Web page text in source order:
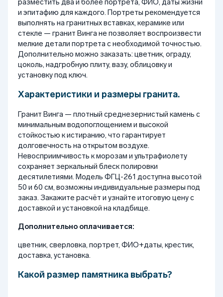
разместить два и более портрета, ФИО, даты жизни
и эпитафию для каждого. Портреты рекомендуется
выполнять на гранитных вставках, керамике или
стекле — гранит Винга не позволяет воспроизвести
мелкие детали портрета с необходимой точностью.
Дополнительно можно заказать: цветник, ограду,
цоколь, надгробную плиту, вазу, облицовку и
установку под ключ.
Характеристики и размеры гранита.
Гранит Винга — плотный среднезернистый камень с
минимальным водопоглощением и высокой
стойкостью к истиранию, что гарантирует
долговечность на открытом воздухе.
Невосприимчивость к морозам и ультрафиолету
сохраняет зеркальный блеск полировки
десятилетиями. Модель ФГЦ-261 доступна высотой
50 и 60 см, возможны индивидуальные размеры под
заказ. Закажите расчёт и узнайте итоговую цену с
доставкой и установкой на кладбище.
Дополнительно оплачивается:
цветник, сверловка, портрет, ФИО+даты, крестик,
доставка, установка.
Какой размер памятника выбрать?